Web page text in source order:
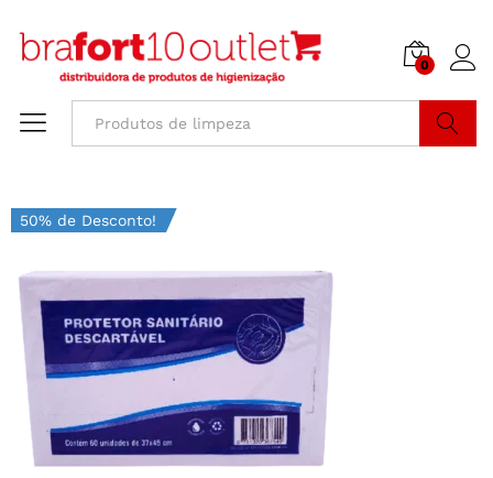
0
50% de Desconto!